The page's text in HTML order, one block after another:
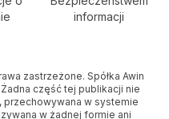
informacji
zastrzeżone. Spółka Awin
część tej publikacji nie
przechowywana w systemie
w żadnej formie ani